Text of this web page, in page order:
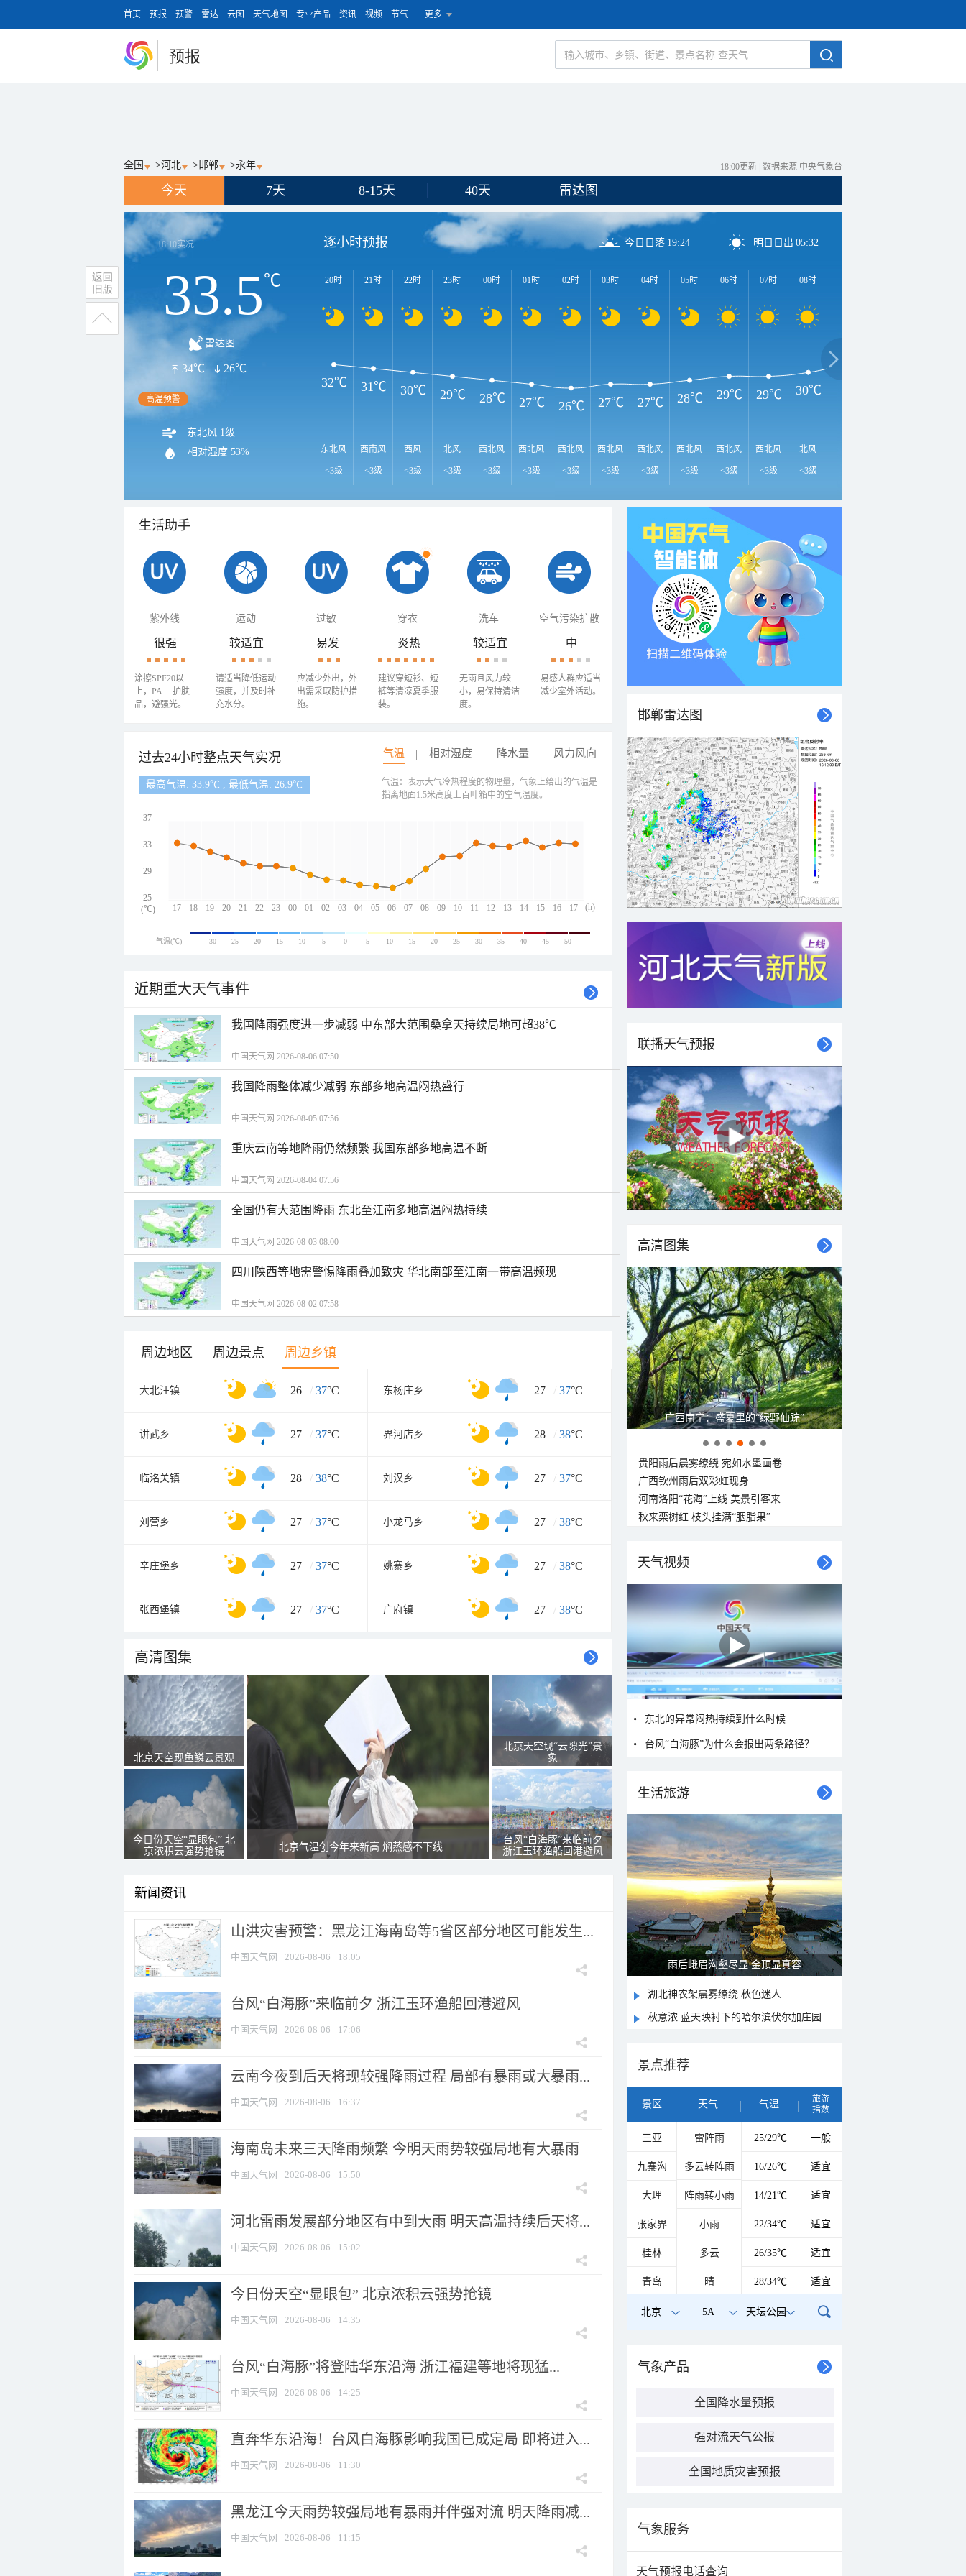
首页 预报 预警 雷达 云图 天气地图 专业产品 资讯 视频 节气 更多
预报
全国 >河北 >邯郸 >永年 18:00更新 数据来源 中央气象台
今天 7天 8-15天 40天 雷达图
18:10实况
33.5℃
雷达图
34℃ 26℃
高温预警
东北风 1级
相对湿度 53%
逐小时预报 今日日落 19:24 明日日出 05:32
20时
东北风
<3级
21时
西南风
<3级
22时
西风
<3级
23时
北风
<3级
00时
西北风
<3级
01时
西北风
<3级
02时
西北风
<3级
03时
西北风
<3级
04时
西北风
<3级
05时
西北风
<3级
06时
西北风
<3级
07时
西北风
<3级
08时
北风
<3级
32℃ 31℃ 30℃ 29℃ 28℃ 27℃ 26℃ 27℃ 27℃ 28℃ 29℃ 29℃ 30℃
生活助手
紫外线 运动 过敏 穿衣 洗车 空气污染扩散
很强
涂擦SPF20以
上，PA++护肤
品，避强光。
较适宜
请适当降低运动
强度，并及时补
充水分。
易发
应减少外出，外
出需采取防护措
施。
炎热
建议穿短衫、短
裤等清凉夏季服
装。
较适宜
无雨且风力较
小，易保持清洁
度。
中
易感人群应适当
减少室外活动。
过去24小时整点天气实况 气温 相对湿度 降水量 风力风向
最高气温: 33.9℃ , 最低气温: 26.9℃
17 18 19 20 21 22 23 00 01 02 03 04 05 06 07 08 09 10 11 12 13 14 15 16 17
37
33
29
25
(h)
(℃)
气温：表示大气冷热程度的物理量，气象上给出的气温是
指离地面1.5米高度上百叶箱中的空气温度。
气温(℃) -30 -25 -20 -15 -10 -5 0 5 10 15 20 25 30 35 40 45 50
近期重大天气事件
我国降雨强度进一步减弱 中东部大范围桑拿天持续局地可超38℃
中国天气网 2026-08-06 07:50
我国降雨整体减少减弱 东部多地高温闷热盛行
中国天气网 2026-08-05 07:56
重庆云南等地降雨仍然频繁 我国东部多地高温不断
中国天气网 2026-08-04 07:56
全国仍有大范围降雨 东北至江南多地高温闷热持续
中国天气网 2026-08-03 08:00
四川陕西等地需警惕降雨叠加致灾 华北南部至江南一带高温频现
中国天气网 2026-08-02 07:58
周边地区 周边景点 周边乡镇
大北汪镇 26 / 37°C 东杨庄乡 27 / 37°C
讲武乡 27 / 37°C 界河店乡 28 / 38°C
临洺关镇 28 / 38°C 刘汉乡 27 / 37°C
刘营乡 27 / 37°C 小龙马乡 27 / 38°C
辛庄堡乡 27 / 37°C 姚寨乡 27 / 38°C
张西堡镇 27 / 37°C 广府镇 27 / 38°C
高清图集
北京天空现鱼鳞云景观
今日份天空“显眼包” 北
京浓积云强势抢镜
北京气温创今年来新高 焖蒸感不下线
北京天空现“云隙光”景
象
台风“白海豚”来临前夕
浙江玉环渔船回港避风
新闻资讯
山洪灾害预警：黑龙江海南岛等5省区部分地区可能发生...
中国天气网 2026-08-06 18:05
台风“白海豚”来临前夕 浙江玉环渔船回港避风
中国天气网 2026-08-06 17:06
云南今夜到后天将现较强降雨过程 局部有暴雨或大暴雨...
中国天气网 2026-08-06 16:37
海南岛未来三天降雨频繁 今明天雨势较强局地有大暴雨
中国天气网 2026-08-06 15:50
河北雷雨发展部分地区有中到大雨 明天高温持续后天将...
中国天气网 2026-08-06 15:02
今日份天空“显眼包” 北京浓积云强势抢镜
中国天气网 2026-08-06 14:35
台风“白海豚”将登陆华东沿海 浙江福建等地将现猛...
中国天气网 2026-08-06 14:25
直奔华东沿海！台风白海豚影响我国已成定局 即将进入...
中国天气网 2026-08-06 11:30
黑龙江今天雨势较强局地有暴雨并伴强对流 明天降雨减...
中国天气网 2026-08-06 11:15
邯郸雷达图
联播天气预报
高清图集
广西南宁：盛夏里的“绿野仙踪”
贵阳雨后晨雾缭绕 宛如水墨画卷
广西钦州雨后双彩虹现身
河南洛阳“花海”上线 美景引客来
秋来栾树红 枝头挂满“胭脂果”
天气视频
东北的异常闷热持续到什么时候
台风“白海豚”为什么会报出两条路径？
生活旅游
雨后峨眉沟壑尽显 金顶显真容
湖北神农架晨雾缭绕 秋色迷人
秋意浓 蓝天映衬下的哈尔滨伏尔加庄园
景点推荐
景区 天气 气温
旅游
指数
三亚 雷阵雨 25/29℃ 一般
九寨沟 多云转阵雨 16/26℃ 适宜
大理 阵雨转小雨 14/21℃ 适宜
张家界 小雨 22/34℃ 适宜
桂林 多云 26/35℃ 适宜
青岛 晴 28/34℃ 适宜
北京 5A 天坛公园
气象产品
全国降水量预报
强对流天气公报
全国地质灾害预报
气象服务
天气预报电话查询